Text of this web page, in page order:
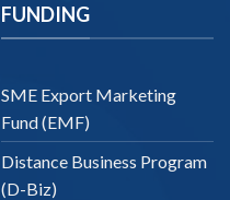
FUNDING
SME Export Marketing
Fund (EMF)
Distance Business Program
(D-Biz)